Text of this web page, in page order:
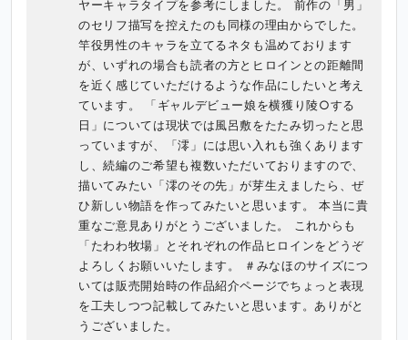
ヤーキャラタイプを参考にしました。 前作の「男」
のセリフ描写を控えたのも同様の理由からでした。
竿役男性のキャラを立てるネタも温めております
が、いずれの場合も読者の方とヒロインとの距離間
を近く感じていただけるような作品にしたいと考え
ています。 「ギャルデビュー娘を横獲り陵○する
日」については現状では風呂敷をたたみ切ったと思
っていますが、「澪」には思い入れも強くあります
し、続編のご希望も複数いただいておりますので、
描いてみたい「澪のその先」が芽生えましたら、ぜ
ひ新しい物語を作ってみたいと思います。 本当に貴
重なご意見ありがとうございました。 これからも
「たわわ牧場」とそれぞれの作品ヒロインをどうぞ
よろしくお願いいたします。 ＃みなほのサイズにつ
いては販売開始時の作品紹介ページでちょっと表現
を工夫しつつ記載してみたいと思います。ありがと
うございました。